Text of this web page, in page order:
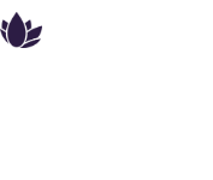
Pular
para